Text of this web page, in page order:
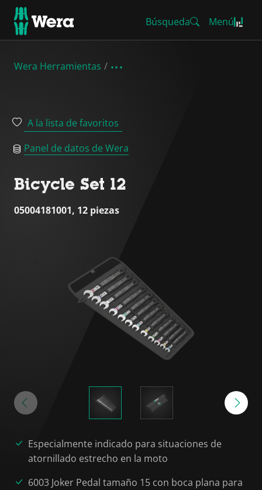
Búsqueda Menú
Wera Herramientas
A la lista de favoritos
Panel de datos de Wera
Bicycle Set 12
05004181001, 12 piezas
Especialmente indicado para situaciones de
atornillado estrecho en la moto
6003 Joker Pedal tamaño 15 con boca plana para